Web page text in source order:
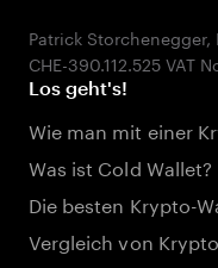
Patrick
Los geht's!
Wie man mit einer
Was ist Cold Wallet?
Die besten Krypto-
Vergleich von